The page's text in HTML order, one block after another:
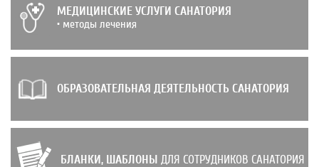
МЕДИЦИНСКИЕ УСЛУГИ САНАТОРИЯ
• методы лечения
ОБРАЗОВАТЕЛЬНАЯ ДЕЯТЕЛЬНОСТЬ САНАТОРИЯ
БЛАНКИ, ШАБЛОНЫ ДЛЯ СОТРУДНИКОВ САНАТОРИЯ